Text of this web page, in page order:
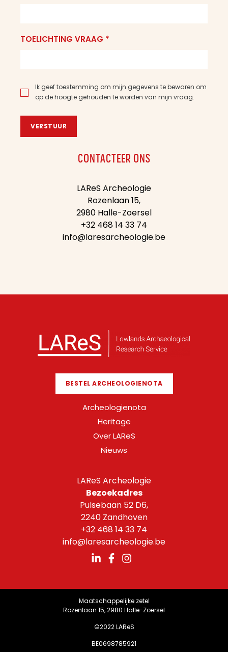
TOELICHTING VRAAG *
Ik geef toestemming om mijn gegevens te bewaren om
op de hoogte gehouden te worden van mijn vraag.
VERSTUUR
CONTACTEER ONS
LAReS Archeologie
Rozenlaan 15,
2980 Halle-Zoersel
+32 468 14 33 74
info@laresarcheologie.be
LAReS Archeologie
Bezoekadres
Pulsebaan 52 D6,
2240 Zandhoven
+32 468 14 33 74
info@laresarcheologie.be
BESTEL ARCHEOLOGIENOTA
Archeologienota
Heritage
Over LAReS
Nieuws
Maatschappelijke zetel
Rozenlaan 15, 2980 Halle-Zoersel
©2022 LAReS
BE0698785921